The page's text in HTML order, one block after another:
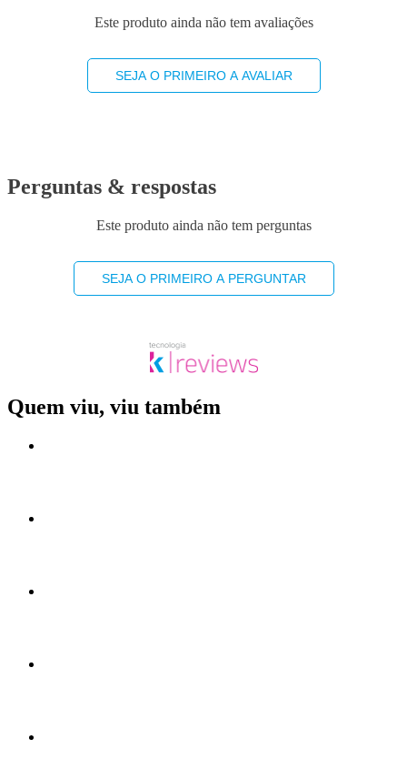
Este produto ainda não tem avaliações
SEJA O PRIMEIRO A AVALIAR
Perguntas & respostas
Este produto ainda não tem perguntas
SEJA O PRIMEIRO A PERGUNTAR
Quem viu, viu também